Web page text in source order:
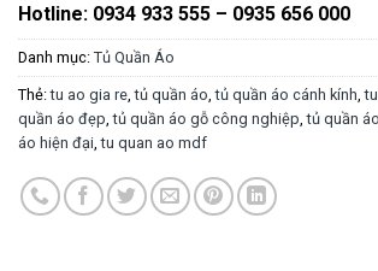
Hotline: 0934 933 555 – 0935 656 000
Danh mục: Tủ Quần Áo
Thẻ:tu ao gia re ,tủ quần áo ,tủ quần áo cánh kính ,
quần áo đẹp ,tủ quần áo gỗ công nghiệp ,tủ quần
áo hiện đại ,tu quan ao mdf